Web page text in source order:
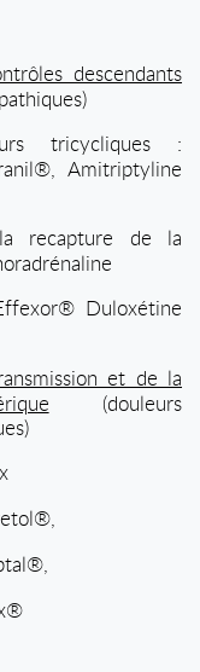
descendants
tricycliques :
Amitriptyline
recapture de la
Duloxétine
et de la
(douleurs